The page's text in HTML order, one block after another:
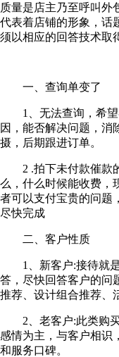
质量是店主乃至呼叫外
代表着店铺的形象，话
须以相应的回答技术取
一、查询单变了
1、无法查询，希望
因，能否解决问题，消
摄，后期跟进订单。
2 .拍下未付款催款的
么，什么时候能收费，
者可以支付宝贵的问题
尽快完成
二、客户性质
1、新客户:接待就是
答，尽快回答客户的问
推荐、设计组合推荐、
2、老客户:此类购买
感情为主，与客户相识
和服务口碑。